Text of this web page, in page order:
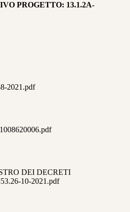
PROGETTO: 13.1.2A-
2021.pdf
DEI DECRETI
10-2021.pdf